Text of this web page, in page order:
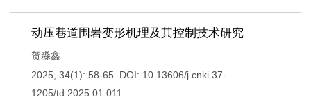
动压巷道围岩变形机理及其控制技术研究
贺淼鑫
2025, 34(1): 58-65.
DOI: 10.13606/j.cnki.37-
1205/td.2025.01.011